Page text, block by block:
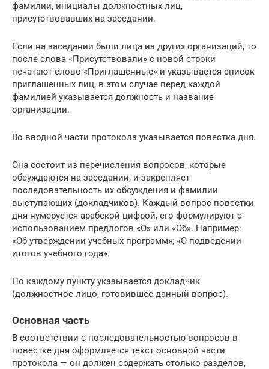
фамилии, инициалы должностных лиц,
присутствовавших на заседании.
Если на заседании были лица из других организаций, то
после слова «Присутствовали» с новой строки
печатают слово «Приглашенные» и указывается список
приглашенных лиц, в этом случае перед каждой
фамилией указывается должность и название
организации.
Во вводной части протокола указывается повестка дня.
Она состоит из перечисления вопросов, которые
обсуждаются на заседании, и закрепляет
последовательность их обсуждения и фамилии
выступающих (докладчиков). Каждый вопрос повестки
дня нумеруется арабской цифрой, его формулируют с
использованием предлогов «О» или «Об». Например:
«Об утверждении учебных программ»; «О подведении
итогов учебного года».
По каждому пункту указывается докладчик
(должностное лицо, готовившее данный вопрос).
Основная часть
В соответствии с последовательностью вопросов в
повестке дня оформляется текст основной части
протокола — он должен содержать столько разделов,